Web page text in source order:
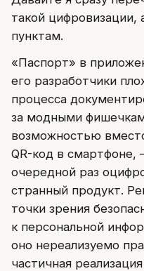
такой цифровизации,
пунктам.
«Паспорт» в
его разработчики
процесса
за модными
возможностью
QR-код в смартфоне,
очередной раз
странный продукт.
точки зрения
к персональной
оно нереализуемо
частичная